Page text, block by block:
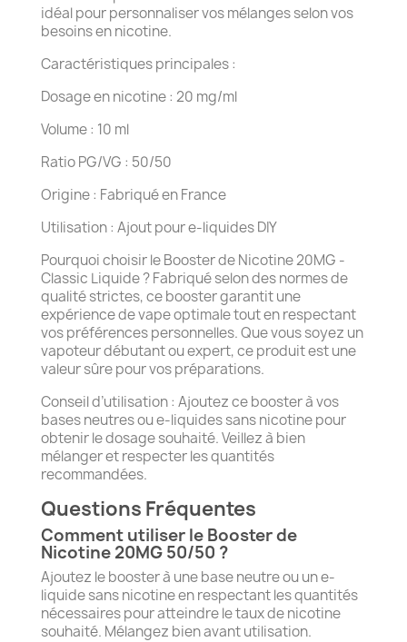
idéal pour personnaliser vos mélanges selon vos
besoins en nicotine.
Caractéristiques principales :
Dosage en nicotine : 20 mg/ml
Volume : 10 ml
Ratio PG/VG : 50/50
Origine : Fabriqué en France
Utilisation : Ajout pour e-liquides DIY
Pourquoi choisir le Booster de Nicotine 20MG -
Classic Liquide ? Fabriqué selon des normes de
qualité strictes, ce booster garantit une
expérience de vape optimale tout en respectant
vos préférences personnelles. Que vous soyez un
vapoteur débutant ou expert, ce produit est une
valeur sûre pour vos préparations.
Conseil d’utilisation : Ajoutez ce booster à vos
bases neutres ou e-liquides sans nicotine pour
obtenir le dosage souhaité. Veillez à bien
mélanger et respecter les quantités
recommandées.
Questions Fréquentes
Comment utiliser le Booster de
Nicotine 20MG 50/50 ?
Ajoutez le booster à une base neutre ou un e-
liquide sans nicotine en respectant les quantités
nécessaires pour atteindre le taux de nicotine
souhaité. Mélangez bien avant utilisation.